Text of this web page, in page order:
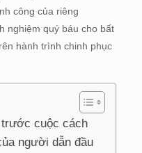
công của riêng
nghiệm quý báu cho bất
hành trình chinh phục
trước cuộc cách
người dẫn đầu